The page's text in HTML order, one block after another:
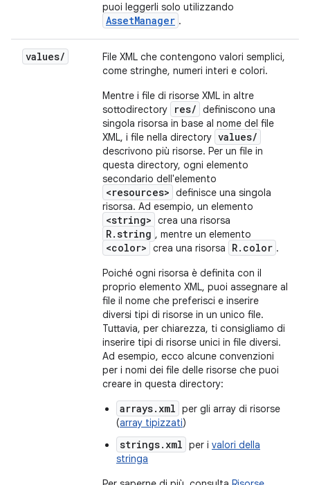
puoi leggerli solo utilizzando
AssetManager .
values/
File XML che contengono valori semplici,
come stringhe, numeri interi e colori.
Mentre i file di risorse XML in altre
sottodirectory
res/ definiscono una
singola risorsa in base al nome del file
XML, i file nella directory values/
descrivono più risorse. Per un file in
questa directory, ogni elemento
secondario dell'elemento
<resources> definisce una singola
risorsa. Ad esempio, un elemento
<string> crea una risorsa
R.string , mentre un elemento
<color> crea una risorsa R.color .
Poiché ogni risorsa è definita con il
proprio elemento XML, puoi assegnare al
file il nome che preferisci e inserire
diversi tipi di risorse in un unico file.
Tuttavia, per chiarezza, ti consigliamo di
inserire tipi di risorse unici in file diversi.
Ad esempio, ecco alcune convenzioni
per i nomi dei file delle risorse che puoi
creare in questa directory:
arrays.xml per gli array di risorse
(array tipizzati)
strings.xml per i valori della
stringa